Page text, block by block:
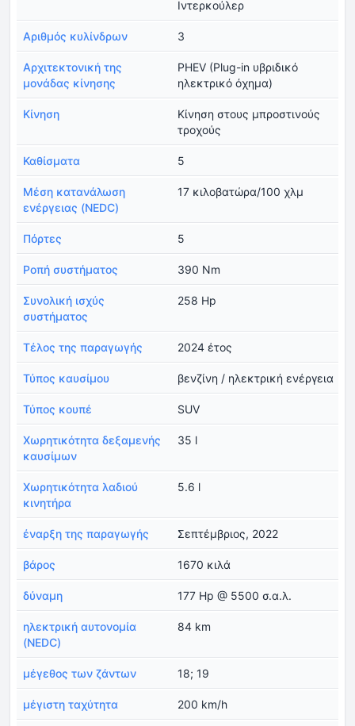
Ιντερκούλερ
Αριθμός κυλίνδρων 3
Αρχιτεκτονική της
μονάδας κίνησης
PHEV (Plug-in υβριδικό
ηλεκτρικό όχημα)
Κίνηση
Κίνηση στους μπροστινούς
τροχούς
Καθίσματα 5
Μέση κατανάλωση
ενέργειας (NEDC)
17 κιλοβατώρα/100 χλμ
Πόρτες 5
Ροπή συστήματος 390 Nm
Συνολική ισχύς
συστήματος
258 Hp
Τέλος της παραγωγής 2024 έτος
Τύπος καυσίμου βενζίνη / ηλεκτρική ενέργεια
Τύπος κουπέ SUV
Χωρητικότητα δεξαμενής
καυσίμων
35 l
Χωρητικότητα λαδιού
κινητήρα
5.6 l
έναρξη της παραγωγής Σεπτέμβριος, 2022
βάρος 1670 κιλά
δύναμη 177 Hp @ 5500 σ.α.λ.
ηλεκτρική αυτονομία
(NEDC)
84 km
μέγεθος των ζάντων 18; 19
μέγιστη ταχύτητα 200 km/h